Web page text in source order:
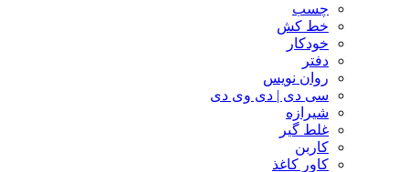
چسب
خط کش
خودکار
دفتر
روان نویس
سی دی | دی وی دی
شیرازه
غلط گیر
کاربن
کاور کاغذ